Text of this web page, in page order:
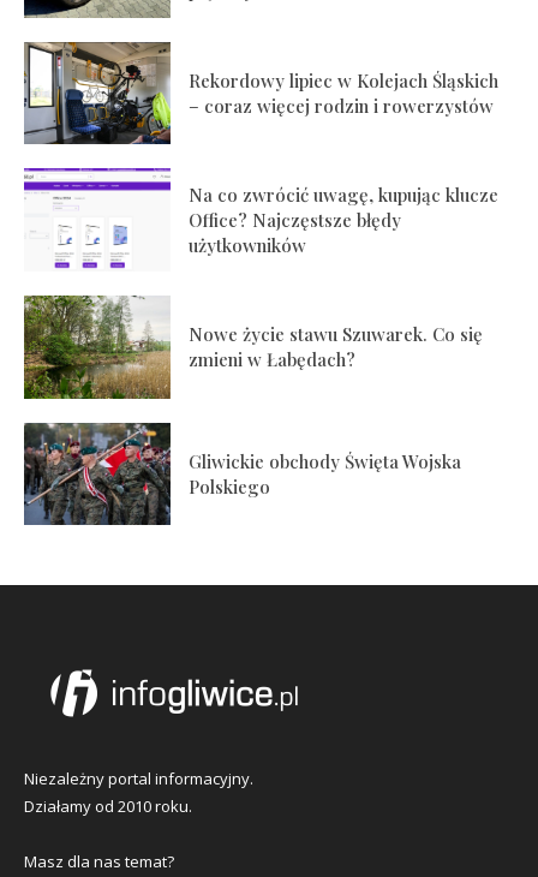
Rekordowy lipiec w Kolejach Śląskich
– coraz więcej rodzin i rowerzystów
Na co zwrócić uwagę, kupując klucze
Office? Najczęstsze błędy
użytkowników
Nowe życie stawu Szuwarek. Co się
zmieni w Łabędach?
Gliwickie obchody Święta Wojska
Polskiego
Niezależny portal informacyjny.
Działamy od 2010 roku.
Masz dla nas temat?